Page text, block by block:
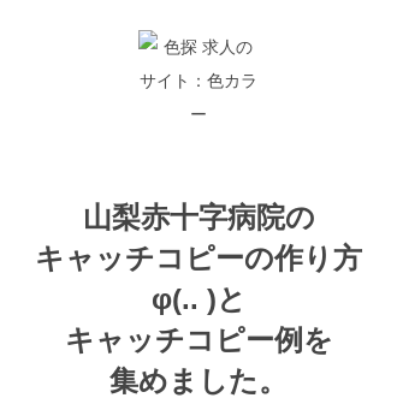
山梨赤十字病院の
キャッチコピーの作り方
φ(.. )と
キャッチコピー例を
集めました。